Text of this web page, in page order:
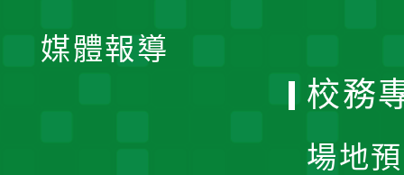
媒體報導
校務
場地